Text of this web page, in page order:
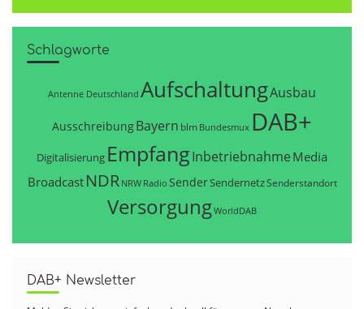
Schlagworte
Antenne Deutschland AufschaltungAusbau
AusschreibungBayern blm Bundesmux DAB+
Digitalisierung EmpfangInbetriebnahme Media
Broadcast NDR NRW Radio SenderSendernetzSenderstandort
VersorgungWorldDAB
DAB+ Newsletter